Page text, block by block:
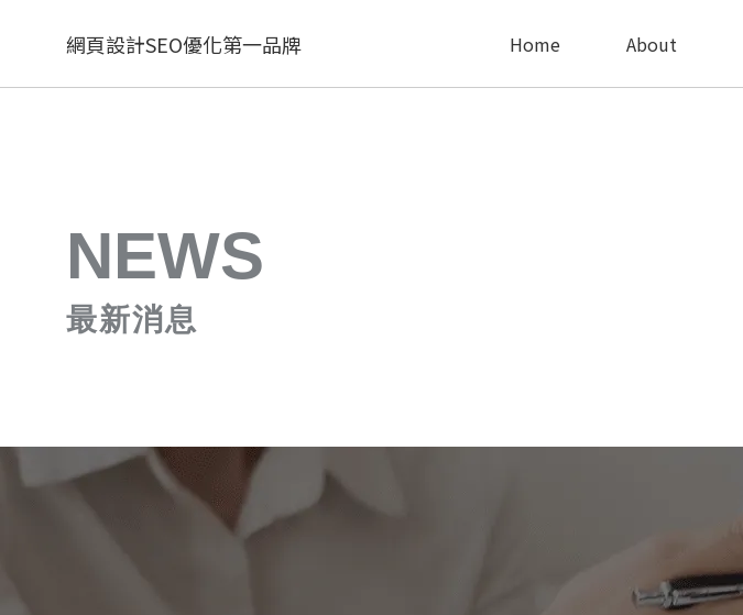
網頁設計SEO優化第一品牌 Home About
NEWS
最新消息